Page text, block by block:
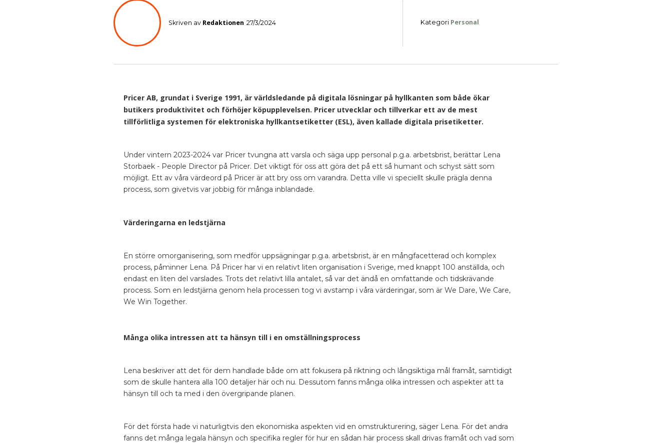
Skriven av Redaktionen 27/3/2024 Kategori Personal
Pricer AB, grundat i Sverige 1991, är världsledande på digitala lösningar på hyllkanten som både ökar
butikers produktivitet och förhöjer köpupplevelsen. Pricer utvecklar och tillverkar ett av de mest
tillförlitliga systemen för elektroniska hyllkantsetiketter (ESL), även kallade digitala prisetiketter.
Under vintern 2023-2024 var Pricer tvungna att varsla och säga upp personal p.g.a. arbetsbrist, berättar Lena
Storbaek - People Director på Pricer. Det viktigt för oss att göra det på ett så humant och schyst sätt som
möjligt. Ett av våra värdeord på Pricer är att bry oss om varandra. Detta ville vi speciellt skulle prägla denna
process, som givetvis var jobbig för många inblandade.
Värderingarna en ledstjärna
En större omorganisering, som medför uppsägningar p.g.a. arbetsbrist, är en mångfacetterad och komplex
process, påminner Lena. På Pricer har vi en relativt liten organisation i Sverige, med knappt 100 anställda, och
endast en liten del varslades. Trots det relativt lilla antalet, så var det ändå en omfattande och tidskrävande
process. Som en ledstjärna genom hela processen tog vi avstamp i våra värderingar, som är We Dare, We Care,
We Win Together.
Många olika intressen att ta hänsyn till i en omställningsprocess
Lena beskriver att det för dem handlade både om att fokusera på riktning och långsiktiga mål framåt, samtidigt
som de skulle hantera alla 100 detaljer här och nu. Dessutom fanns många olika intressen och aspekter att ta
hänsyn till och ta med i den övergripande planen.
För det första hade vi naturligtvis den ekonomiska aspekten vid en omstrukturering, säger Lena. För det andra
fanns det många legala hänsyn och specifika regler för hur en sådan här process skall drivas framåt och vad som